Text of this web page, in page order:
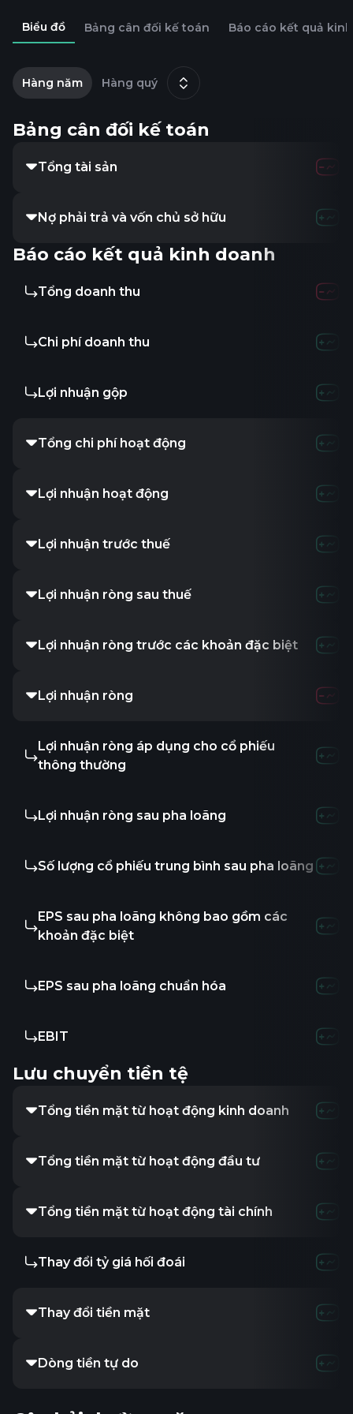
Biểu đồ Bảng cân đối kế toán Báo cáo kết quả
Hàng năm Hàng quý
Bảng cân đối kế toán
Tổng tài sản
Nợ phải trả và vốn chủ sở hữu
Báo cáo kết quả kinh doanh
Tổng doanh thu
Chi phí doanh thu
Lợi nhuận gộp
Tổng chi phí hoạt động
Lợi nhuận hoạt động
Lợi nhuận trước thuế
Lợi nhuận ròng sau thuế
Lợi nhuận ròng trước các khoản đặc biệt
Lợi nhuận ròng
Lợi nhuận ròng áp dụng cho cổ phiếu
thông thường
Lợi nhuận ròng sau pha loãng
Số lượng cổ phiếu trung bình sau pha loãng
EPS sau pha loãng không bao gồm các
khoản đặc biệt
EPS sau pha loãng chuẩn hóa
EBIT
Lưu chuyển tiền tệ
Tổng tiền mặt từ hoạt động kinh doanh
Tổng tiền mặt từ hoạt động đầu tư
Tổng tiền mặt từ hoạt động tài chính
Thay đổi tỷ giá hối đoái
Thay đổi tiền mặt
Dòng tiền tự do